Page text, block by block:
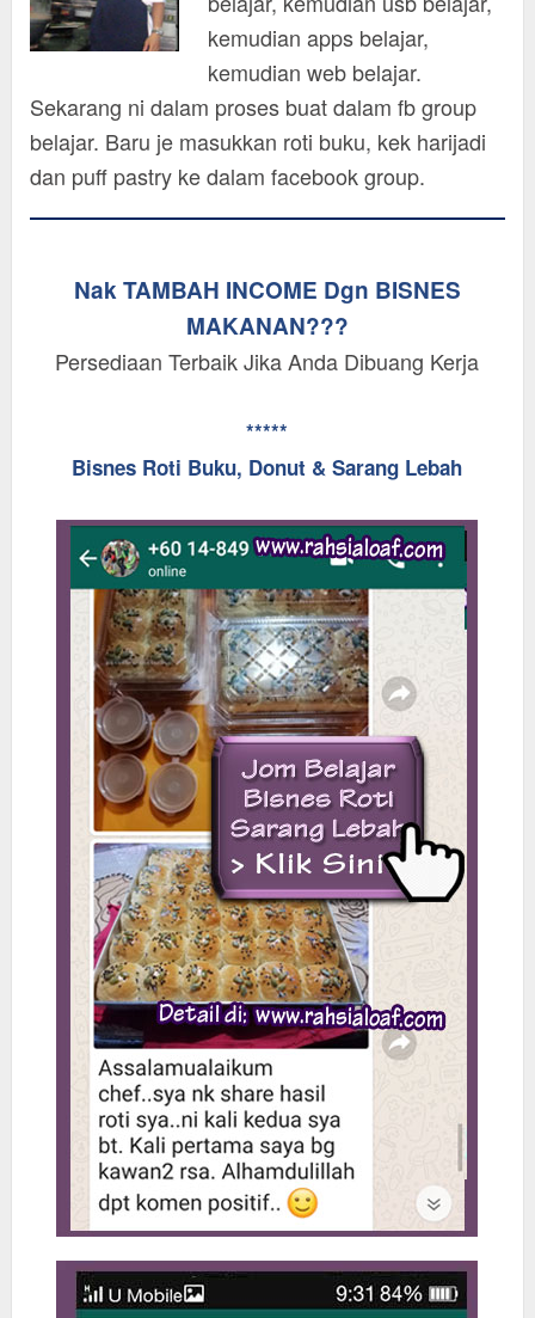
kemudian apps belajar,
kemudian web belajar.
Sekarang ni dalam proses buat dalam fb group
belajar. Baru je masukkan roti buku, kek harijadi
dan puff pastry ke dalam facebook group.
Nak TAMBAH INCOME Dgn BISNES
MAKANAN???
Persediaan Terbaik Jika Anda Dibuang Kerja
*****
Bisnes Roti Buku, Donut & Sarang Lebah